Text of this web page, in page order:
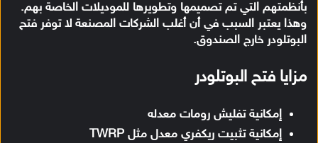
بأنظمتهم التي تم تصميمها وتطويرها للموديلات الخاصة بهم.
وهذا يعتبر السبب في أن أغلب الشركات المصنعة لا توفر فتح
البوتلودر خارج الصندوق.
مزايا فتح البوتلودر
إمكانية تفليش رومات معدله
إمكانية تثبيت ريكفري معدل مثل TWRP